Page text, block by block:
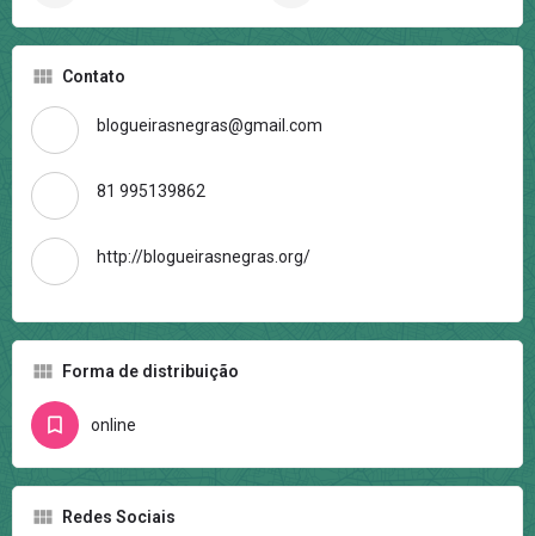
Contato
blogueirasnegras@gmail.com
81 995139862
http://blogueirasnegras.org/
Forma de distribuição
online
Redes Sociais